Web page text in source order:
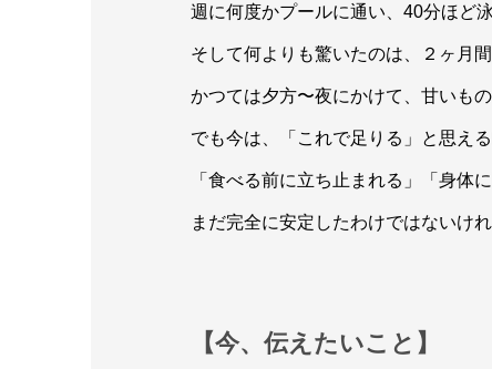
週に何度かプールに通い、40分ほど
そして何よりも驚いたのは、２ヶ月
かつては夕方〜夜にかけて、甘いも
でも今は、「これで足りる」と思え
「食べる前に立ち止まれる」「身体
まだ完全に安定したわけではないけ
【今、伝えたいこと】